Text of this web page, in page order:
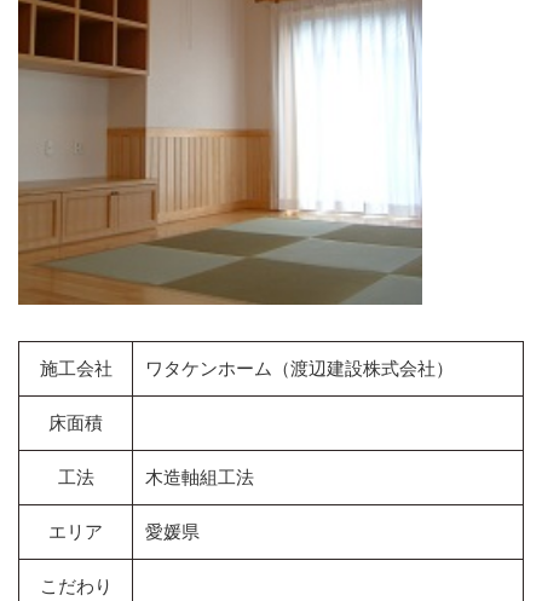
施工会社 ワタケンホーム（渡辺建設株式会社）
床面積
工法 木造軸組工法
エリア 愛媛県
こだわり